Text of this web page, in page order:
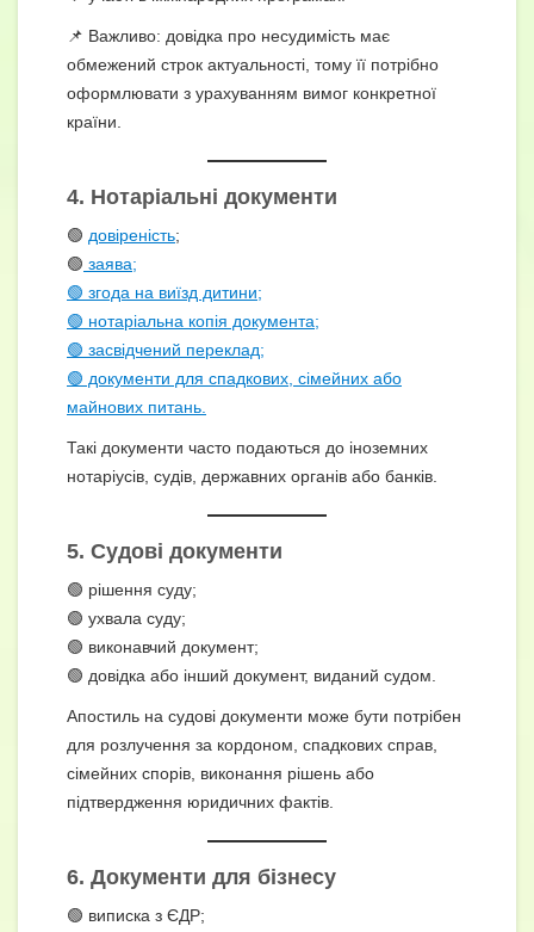
📌 Важливо: довідка про несудимість має
обмежений строк актуальності, тому її потрібно
оформлювати з урахуванням вимог конкретної
країни.
4. Нотаріальні документи
🟢 довіреність;
🟢 заява;
🟢 згода на виїзд дитини;
🟢 нотаріальна копія документа;
🟢 засвідчений переклад;
🟢 документи для спадкових, сімейних або
майнових питань.
Такі документи часто подаються до іноземних
нотаріусів, судів, державних органів або банків.
5. Судові документи
🟢 рішення суду;
🟢 ухвала суду;
🟢 виконавчий документ;
🟢 довідка або інший документ, виданий судом.
Апостиль на судові документи може бути потрібен
для розлучення за кордоном, спадкових справ,
сімейних спорів, виконання рішень або
підтвердження юридичних фактів.
6. Документи для бізнесу
🟢 виписка з ЄДР;